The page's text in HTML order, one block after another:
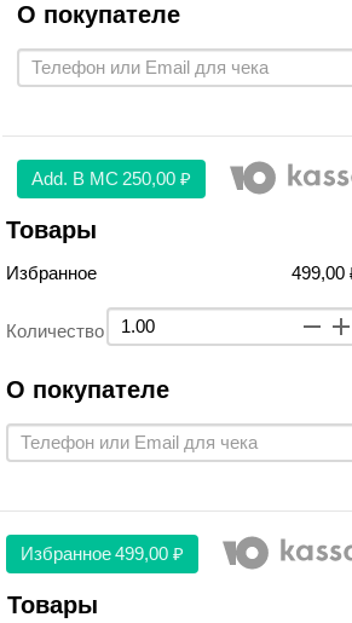
О покупателе
Аdd. В МС 250,00 ₽
Товары
Избранное 499,00
Количество
О покупателе
Избранное 499,00 ₽
Товары